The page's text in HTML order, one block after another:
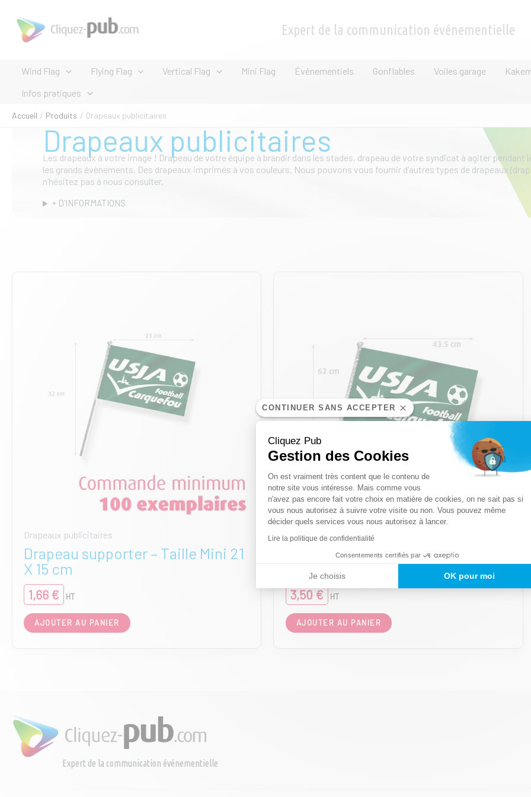
CONTINUER SANS ACCEPTER
Cliquez Pub
Gestion des Cookies
Plateforme de Gestion du
On est vraiment très content que le contenu de
notre site vous intéresse. Mais comme vous
n'avez pas encore fait votre choix en matière de cookies, on ne sait pas si
vous nous autorisez à suivre votre visite ou non. Vous pouvez même
décider quels services vous nous autorisez à lancer.
Lire la politique de confidentialité
Consentements certifiés par
Je choisis OK pour moi
Axeptio consent
contenu
Expert de la communication événementielle
Wind Flag
Flying Flag Vertical Flag Mini Flag Événementiels Gonflables Voiles garage
Infos pratiques
Accueil Produits Drapeaux publicitaires
Drapeaux publicitaires
Les drapeaux à votre image ! Drapeau de votre équipe à brandir dans les stades, drapeau de votre syndicat à agiter
les grands évènements. Des drapeaux imprimés à vos couleurs. Nous pouvons vous fournir d’autres types de drapeaux
n’hésitez pas à nous consulter.
+ D'INFORMATIONS
Drapeaux publicitaires
Drapeau supporter – Taille Mini 21
X 15 cm
1,66 € HT
AJOUTER AU PANIER
Drapeaux publicitaires
Drapeau supporter à agiter –
Taille Moyenne 44 x 30 cm
3,50 € HT
AJOUTER AU PANIER
Expert de la communication événementielle